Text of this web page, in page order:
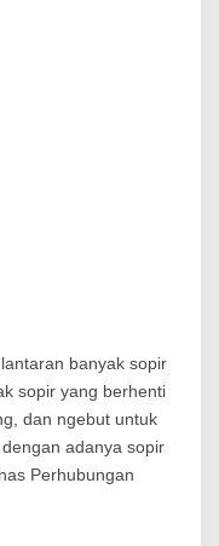
banyak sopir
sopir yang berhenti
dan ngebut untuk
adanya sopir
Perhubungan